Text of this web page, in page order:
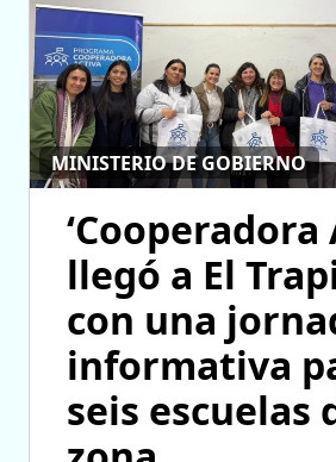
MINISTERIO DE GOBIERNO
‘Cooperadora
llegó a El
con una
informativa
seis escuelas